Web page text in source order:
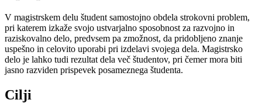
V magistrskem delu študent samostojno obdela strokovni problem,
pri katerem izkaže svojo ustvarjalno sposobnost za razvojno in
raziskovalno delo, predvsem pa zmožnost, da pridobljeno znanje
uspešno in celovito uporabi pri izdelavi svojega dela. Magistrsko
delo je lahko tudi rezultat dela več študentov, pri čemer mora biti
jasno razviden prispevek posameznega študenta.
Cilji